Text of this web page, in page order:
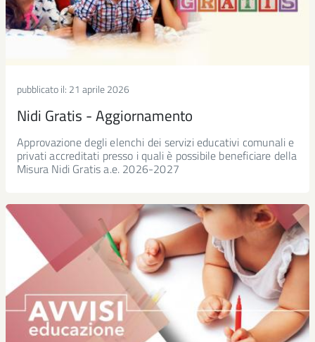
pubblicato il: 21 aprile 2026
Nidi Gratis - Aggiornamento
Approvazione degli elenchi dei servizi educativi comunali e
privati accreditati presso i quali è possibile beneficiare della
Misura Nidi Gratis a.e. 2026-2027